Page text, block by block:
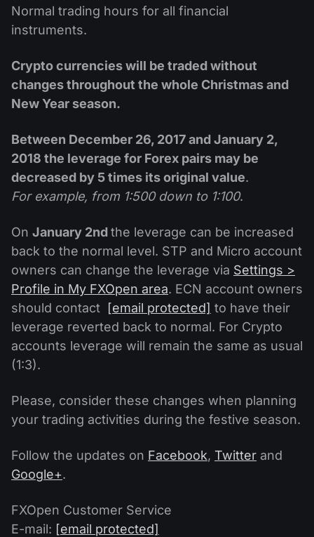
Normal trading hours for all financial
instruments.
Crypto currencies will be traded without
changes throughout the whole Christmas and
New Year season.
Between December 26, 2017 and January 2,
2018 the leverage for Forex pairs may be
decreased by 5 times its original value.
For example, from 1:500 down to 1:100.
On January 2ndthe leverage can be increased
back to the normal level. STP and Micro account
owners can change the leverage via Settings >
Profile in My FXOpen area. ECN account owners
should contact
[email protected] to have their
leverage reverted back to normal. For Crypto
accounts leverage will remain the same as usual
(1:3).
Please, consider these changes when planning
your trading activities during the festive season.
Follow the updates on Facebook, Twitter and
Google+.
FXOpen Customer Service
E-mail: [email protected]